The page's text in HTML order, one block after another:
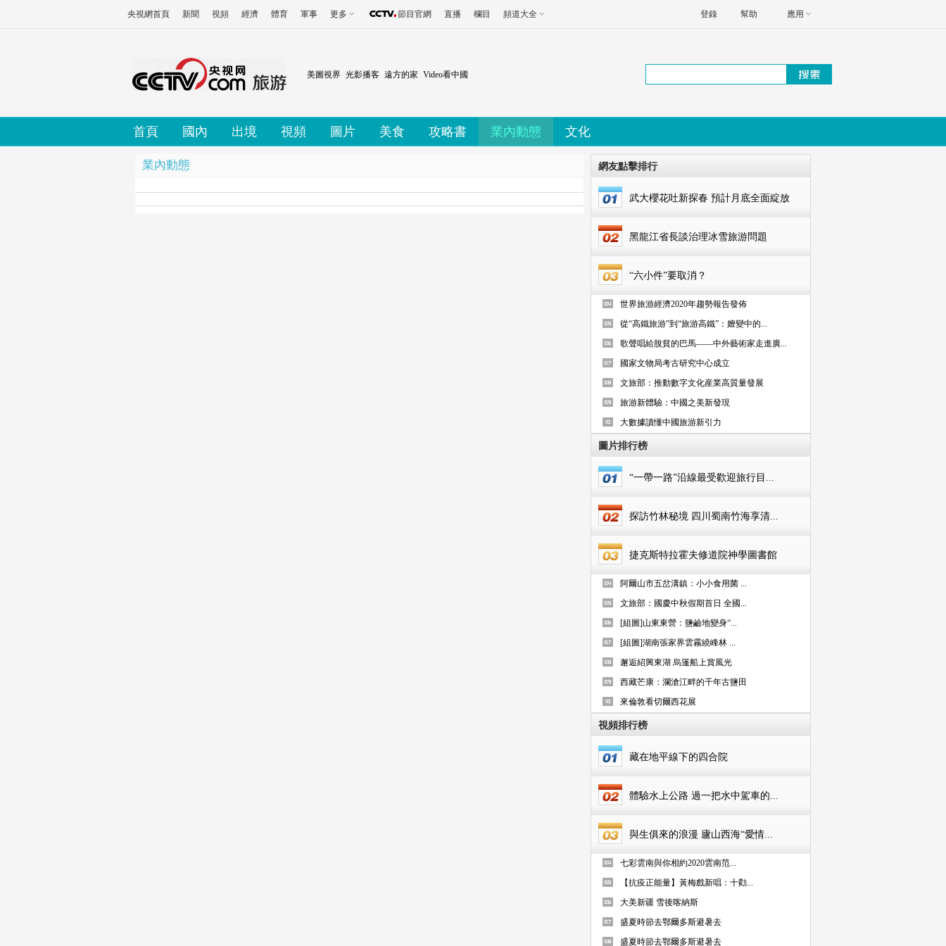
央視網首頁 新聞 視頻 經濟 體育 軍事 更多 節目官網 直播 欄目 頻道大全 幫助 應用
登錄
美圖視界 光影播客 遠方的家 Video看中國
首頁 國內 出境 視頻 圖片 美食 攻略書 業內動態 文化
業內動態 網友點擊排行
武大櫻花吐新探春 預計月底全面綻放
黑龍江省長談治理冰雪旅游問題
“六小件”要取消？
世界旅游經濟2020年趨勢報告發佈
從“高鐵旅游”到“旅游高鐵”：嬗變中的...
歌聲唱給脫貧的巴馬——中外藝術家走進廣...
國家文物局考古研究中心成立
文旅部：推動數字文化産業高質量發展
旅游新體驗：中國之美新發現
大數據讀懂中國旅游新引力
圖片排行榜
“一帶一路”沿線最受歡迎旅行目...
探訪竹林秘境 四川蜀南竹海享清...
捷克斯特拉霍夫修道院神學圖書館
阿爾山市五岔溝鎮：小小食用菌 ...
文旅部：國慶中秋假期首日 全國...
[組圖]山東東營：鹽鹼地變身“...
[組圖]湖南張家界雲霧繞峰林 ...
邂逅紹興東湖 烏篷船上賞風光
西藏芒康：瀾滄江畔的千年古鹽田
來倫敦看切爾西花展
視頻排行榜
藏在地平線下的四合院
體驗水上公路 過一把水中駕車的...
與生俱來的浪漫 廬山西海“愛情...
七彩雲南與你相約2020雲南范...
【抗疫正能量】黃梅戲新唱：十勸...
大美新疆 雪後喀納斯
盛夏時節去鄂爾多斯避暑去
盛夏時節去鄂爾多斯避暑去